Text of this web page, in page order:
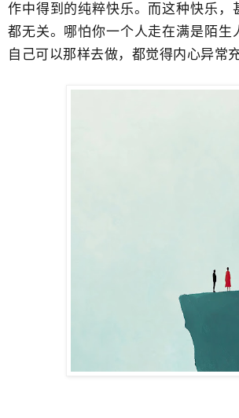
作中得到的纯粹快乐。而这种快乐，
都无关。哪怕你一个人走在满是陌生
自己可以那样去做，都觉得​内心异常